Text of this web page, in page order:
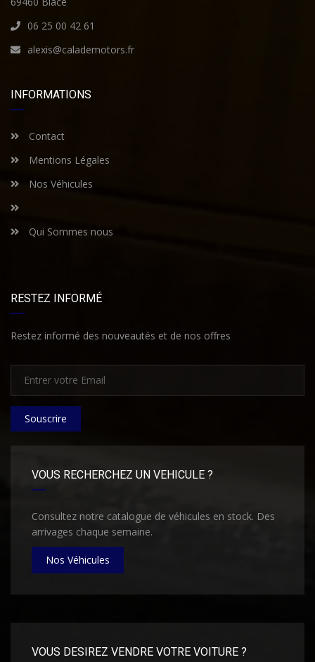
06 25 00 42 61
alexis@calademotors.fr
INFORMATIONS
Contact
Mentions Légales
Nos Véhicules
Qui Sommes nous
RESTEZ INFORMÉ
Restez informé des nouveautés et de nos offres
Souscrire
VOUS RECHERCHEZ UN VEHICULE ?
Consultez notre catalogue de véhicules en stock. Des
arrivages chaque semaine.
Nos Véhicules
VOUS DESIREZ VENDRE VOTRE VOITURE ?